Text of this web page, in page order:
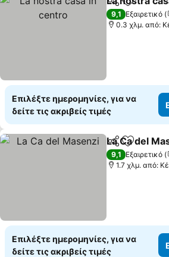
Κοινοποίηση
9,1 Εξαιρετικό
0.3 χλμ. από:
Επιλέξτε ημερομηνίες, για να
δείτε τις ακριβείς τιμές
Κοινοποίηση
La Ca del
9,1 Εξαιρετικό
1.7 χλμ. από:
Επιλέξτε ημερομηνίες, για να
δείτε τις ακριβείς τιμές